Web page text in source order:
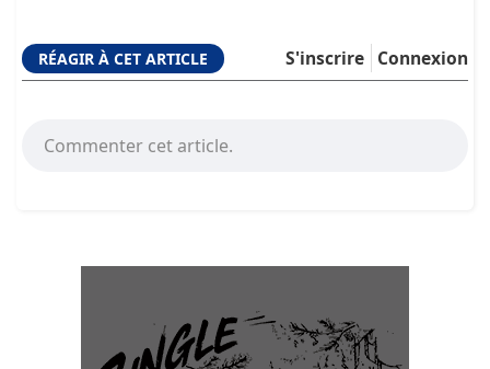
RÉAGIR À CET ARTICLE Connexion
S'inscrire
Commenter cet article.